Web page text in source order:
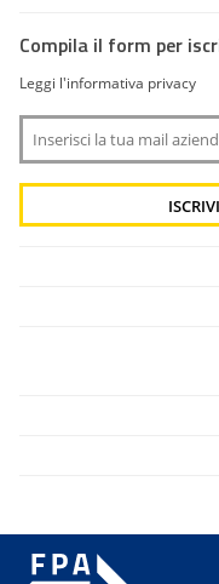
Compila il form per
Leggi l'informativa privacy